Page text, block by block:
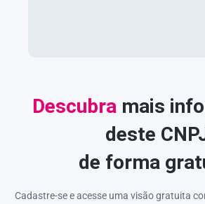
Descubramais
deste
de forma
Cadastre-se e acesse uma visão gratuita